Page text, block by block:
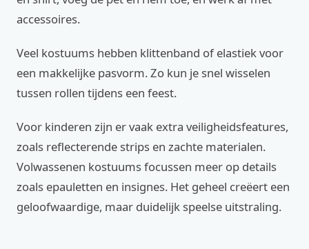
accessoires.
Veel kostuums hebben klittenband of elastiek voor
een makkelijke pasvorm. Zo kun je snel wisselen
tussen rollen tijdens een feest.
Voor kinderen zijn er vaak extra veiligheidsfeatures,
zoals reflecterende strips en zachte materialen.
Volwassenen kostuums focussen meer op details
zoals epauletten en insignes. Het geheel creëert een
geloofwaardige, maar duidelijk speelse uitstraling.